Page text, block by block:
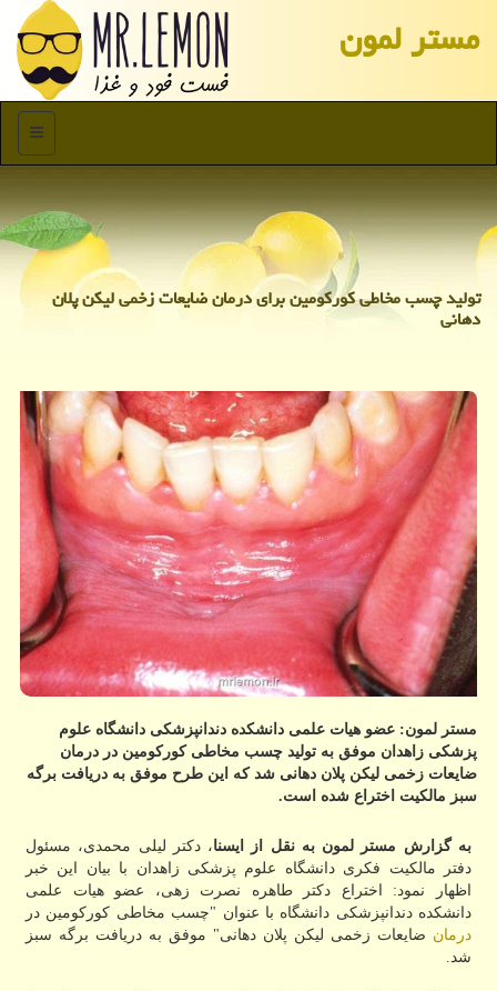
مستر لمون
منو
تولید چسب مخاطی كوركومین برای درمان ضایعات زخمی لیكن پلان
دهانی
مستر لمون: عضو هیات علمی دانشكده دندانپزشكی دانشگاه علوم
پزشكی زاهدان موفق به تولید چسب مخاطی كوركومین در درمان
ضایعات زخمی لیكن پلان دهانی شد كه این طرح موفق به دریافت برگه
سبز مالكیت اختراع شده است.
به گزارش مستر لمون به نقل از ایسنا، دكتر لیلی محمدی، مسئول
دفتر مالكیت فكری دانشگاه علوم پزشكی زاهدان با بیان این خبر
اظهار نمود: اختراع دكتر طاهره نصرت زهی، عضو هیات علمی
دانشكده دندانپزشكی دانشگاه با عنوان "چسب مخاطی كوركومین در
درمان ضایعات زخمی لیكن پلان دهانی" موفق به دریافت برگه سبز
شد.